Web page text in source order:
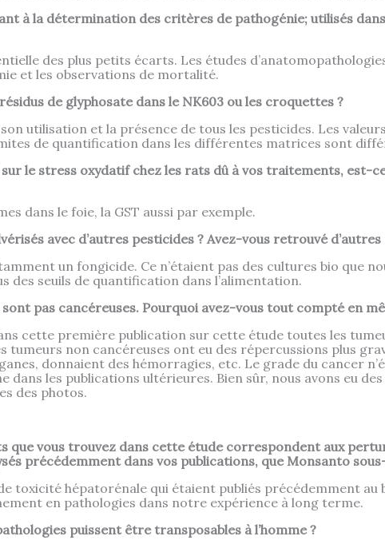
à la détermination des critères de pathogénie; utilisés
des plus petits écarts. Les études
et les observations de mortalité.
de glyphosate dans le NK603 ou les croquettes ?
utilisation et la présence de tous les pesticides. Les
de quantification dans les différentes matrices sont
le stress oxydatif chez les rats dû à vos traitements, est-
dans le foie, la GST aussi par exemple.
avec d’autres pesticides ? Avez-vous retrouvé d’autres
un fongicide. Ce n’étaient pas des cultures bio que
des seuils de quantification dans l’alimentation.
pas cancéreuses. Pourquoi avez-vous tout compté en
cette première publication sur cette étude toutes les
tumeurs non cancéreuses ont eu des répercussions plus
donnaient des hémorragies, etc. Le grade du cancer
dans les publications ultérieures. Bien sûr, nous avons eu
des photos.
que vous trouvez dans cette étude correspondent aux
précédemment dans vos publications, que Monsanto
de toxicité hépatorénale qui étaient publiés précédemment
en pathologies dans notre expérience à long terme.
puissent être transposables à l’homme ?